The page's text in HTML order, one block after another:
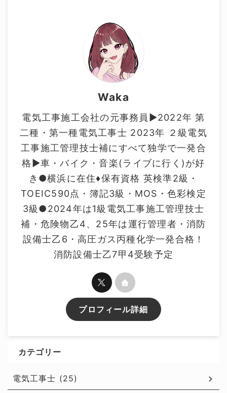
Waka
電気工事施工会社の元事務員▶2022年 第
二種・第一種電気工事士 2023年 ２級電気
工事施工管理技士補にすべて独学で一発合
格▶車・バイク・音楽(ライブに行く)が好
き●横浜に在住♦保有資格 英検準2級・
TOEIC590点・簿記3級・MOS・色彩検定
3級●2024年は1級電気工事施工管理技士
補・危険物乙4、25年は運行管理者・消防
設備士乙6・高圧ガス丙種化学一発合格！
消防設備士乙7甲4受験予定
プロフィール詳細
カテゴリー
電気工事士 (25)